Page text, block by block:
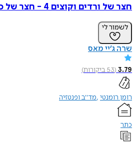
חצר של ורדים וקוצים 4 - חצר של כפור ואור כוכבים
לשמור לי
שרה ג’יי מאס
3.79
(
53ביקורות)
רומן רומנטי מד"ב ופנטזיה
כתר